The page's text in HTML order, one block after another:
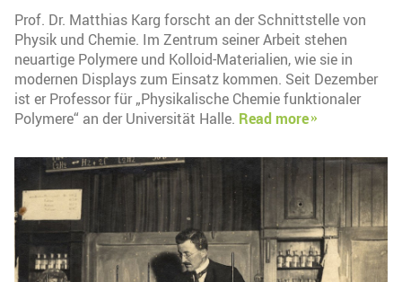
Prof. Dr. Matthias Karg forscht an der Schnittstelle von
Physik und Chemie. Im Zentrum seiner Arbeit stehen
neuartige Polymere und Kolloid-Materialien, wie sie in
modernen Displays zum Einsatz kommen. Seit Dezember
ist er Professor für „Physikalische Chemie funktionaler
Polymere“ an der Universität Halle. Read more